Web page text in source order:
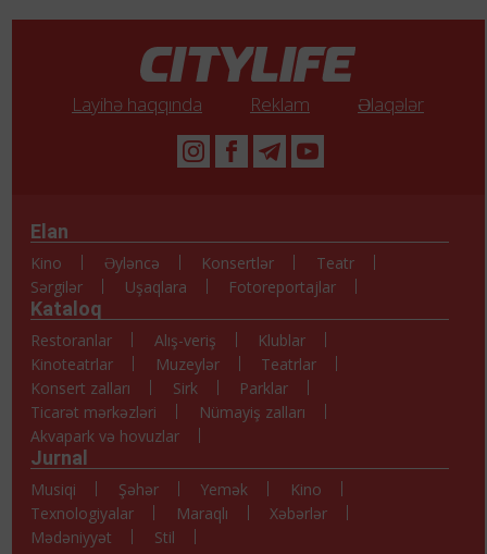
Layihə haqqında Reklam Əlaqələr
Elan
Kino Əyləncə Konsertlər
Teatr
Sərgilər
Uşaqlara Fotoreportajlar
Kataloq
Restoranlar Alış-veriş
Klublar
Kinoteatrlar
Muzeylər
Teatrlar
Konsert zalları
Sirk
Parklar
Ticarət mərkəzləri
Nümayiş zalları
Akvapark və hovuzlar
Jurnal
Musiqi Şəhər Yemək
Kino
Texnologiyalar
Maraqlı
Xəbərlər
Mədəniyyət
Stil